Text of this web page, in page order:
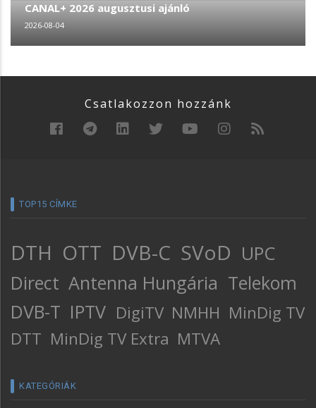
CANAL+ 2026 augusztusi ajánló
2026-08-04
Csatlakozzon hozzánk
TOP15 CÍMKE
DTH OTT DVB-C SVoD UPC
Direct Antenna Hungária Telekom
DVB-T IPTV DigiTV NMHH MinDig TV
DTT MinDig TV Extra MTVA
KATEGÓRIÁK